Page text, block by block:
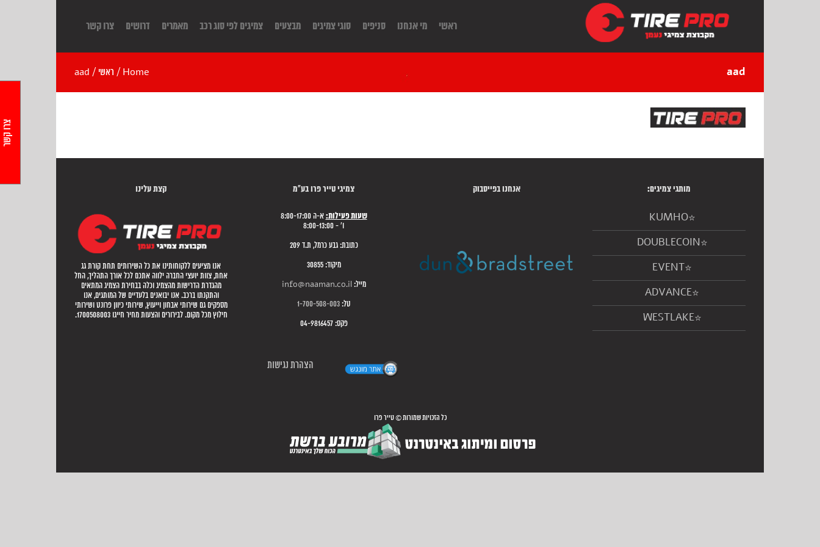
ראשי מי אנחנו סניפים סוגי צמיגים מבצעים צמיגים לפי סוג רכב מאמרים דרושים צרו קשר
aad
Home
/ ראשי /
aad
מותגי צמיגים:
KUMHO
DOUBLECOIN
EVENT
ADVANCE
WESTLAKE
אנחנו בפייסבוק צמיגי טייר פרו בע"מ
שעות פעילות: א-ה 8:00-17:00
ו' - 8:00-13:00
כתובת: גבע כרמל, ת.ד 209
מיקוד: 30855
מייל:info@naaman.co.il
טל:1-700-508-003
פקס: 04-9816457
הצהרת נגישות
קצת עלינו
אנו מציעים ללקוחותינו את כל השירותים תחת קורת גג
אחת, צוות יועצי החברה ילווה אתכם לכל אורך התהליך, החל
מהגדרת הדרישות מהצמיג וכלה בבחירת הצמיג המתאים
והתקנתו ברכב. אנו יבואנים בלעדיים של המותגים, אנו
מספקים גם שירותי אבחון וייעוץ, שירותי כיוון פרונט ושירותי
חילוץ מכל מקום. לבירורים והצעות מחיר חייגו 1700508003.
כל הזכויות שמורות © טייר פרו
צרו קשר